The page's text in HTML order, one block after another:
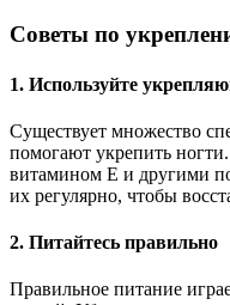
Советы по
1. Используйте
Существует множество
помогают укрепить
витамином E и другими
их регулярно, чтобы
2. Питайтесь правильно
Правильное питание